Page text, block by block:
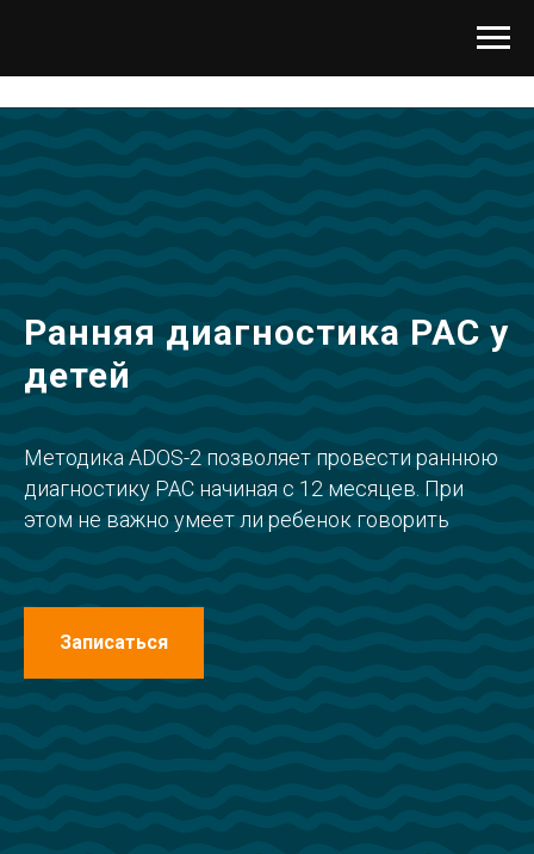
Ранняя диагностика РАС у
детей
Методика ADOS-2 позволяет провести раннюю
диагностику РАС начиная с 12 месяцев. При
этом не важно умеет ли ребенок говорить
Записаться